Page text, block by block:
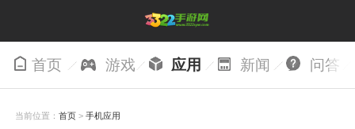
首页 游戏 应用 新闻 问答
当前位置： 首页> 手机应用